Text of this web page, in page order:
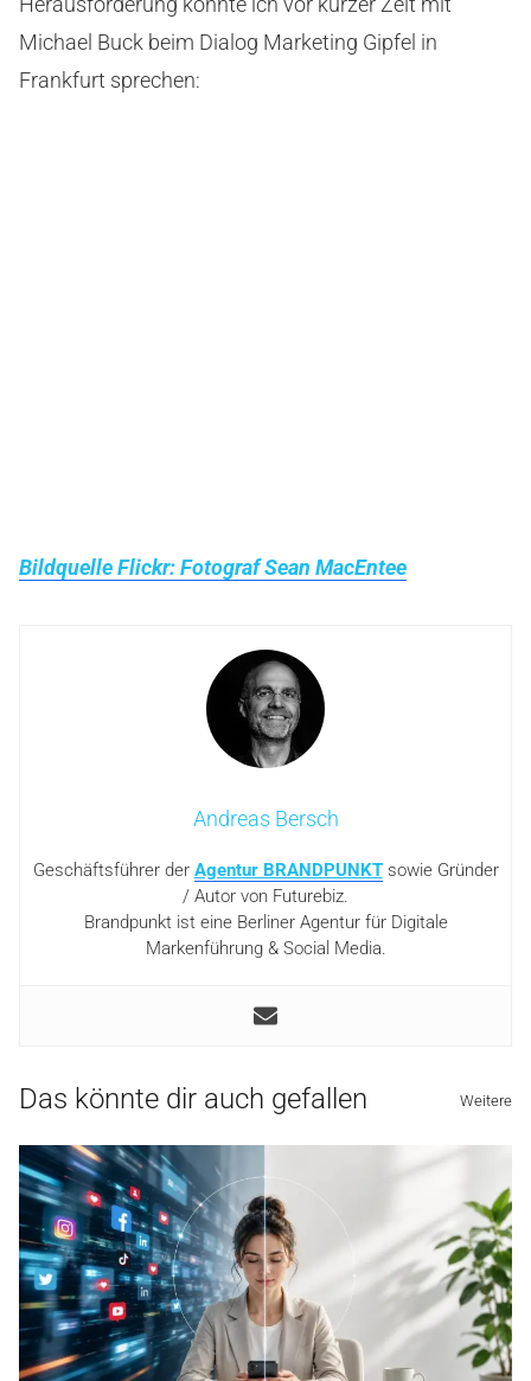
Michael Buck beim Dialog Marketing Gipfel in
Frankfurt sprechen:
Bildquelle Flickr: Fotograf Sean MacEntee
Andreas Bersch
Geschäftsführer der Agentur BRANDPUNKTsowie Gründer
/ Autor von Futurebiz.
Brandpunkt ist eine Berliner Agentur für Digitale
Markenführung & Social Media.
Das könnte dir auch gefallen Weitere